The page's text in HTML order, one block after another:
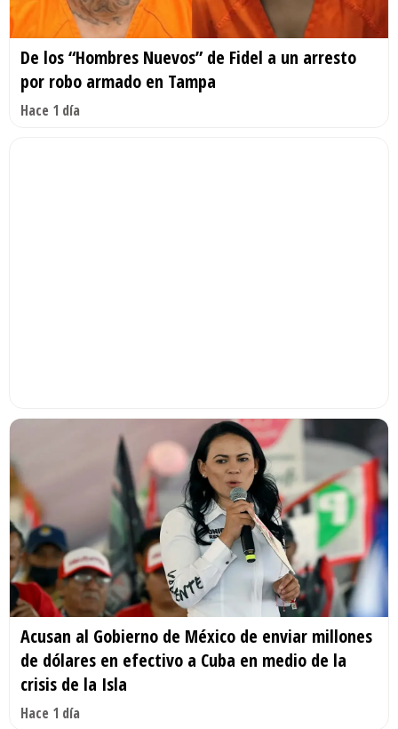
De los “Hombres Nuevos” de Fidel a un arresto
por robo armado en Tampa
Hace 1 día
Acusan al Gobierno de México de enviar millones
de dólares en efectivo a Cuba en medio de la
crisis de la Isla
Hace 1 día